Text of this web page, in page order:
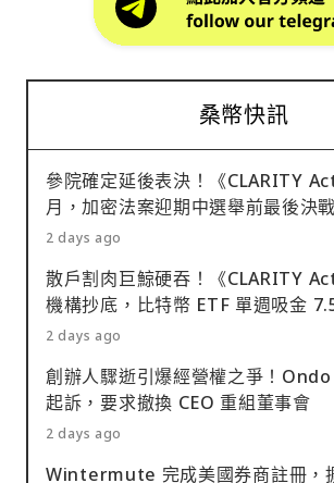
桑幣快訊
參院確定延後表決！《CLARITY
月，加密法案迎期中選舉前最後決戰
2 days ago
散戶割肉巨鯨硬吞！《CLARITY
機構抄底，比特幣 ETF 單週吸金
2 days ago
創辦人驟逝引爆經營權之爭！
起訴，要求撤換 CEO 重組董事會
2 days ago
Wintermute 完成美國券商註冊，